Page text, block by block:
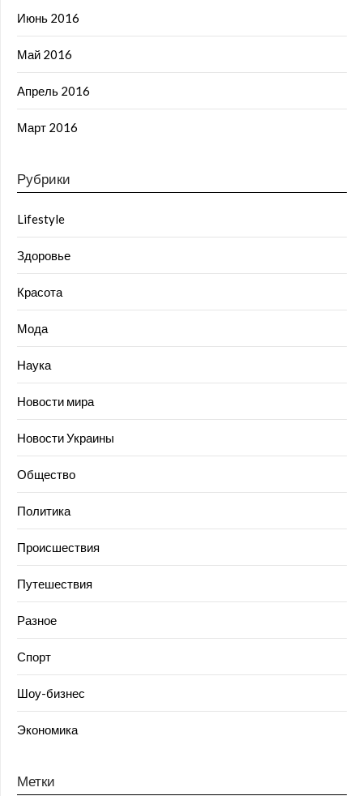
Июнь 2016
Май 2016
Апрель 2016
Март 2016
Рубрики
Lifestyle
Здоровье
Красота
Мода
Наука
Новости мира
Новости Украины
Общество
Политика
Происшествия
Путешествия
Разное
Спорт
Шоу-бизнес
Экономика
Метки